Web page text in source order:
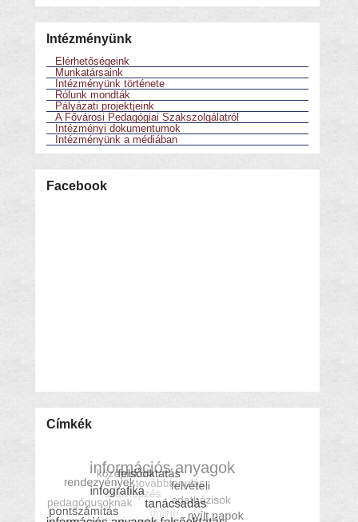
Intézményünk
Elérhetőségeink
Munkatársaink
Intézményünk története
Rólunk mondták
Pályázati projektjeink
A Fővárosi Pedagógiai Szakszolgálatról
Intézményi dokumentumok
Intézményünk a médiában
Facebook
Címkék